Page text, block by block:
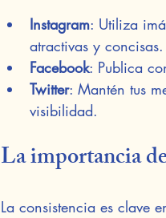
Instagram: Utiliza
atractivas y concisas.
Facebook: Publica
Twitter: Mantén tus
visibilidad.
La importancia
La consistencia es clave